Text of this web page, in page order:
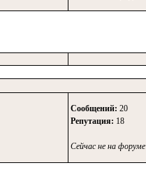
Сообщений: 20
Репутация: 18
Сейчас не на форуме